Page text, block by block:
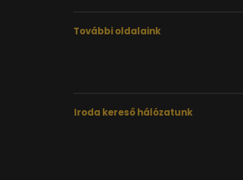
További oldalaink
Iroda kereső hálózatunk